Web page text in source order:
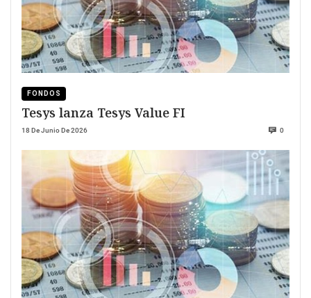
FONDOS
Tesys lanza Tesys Value FI
18 De Junio De 2026 0